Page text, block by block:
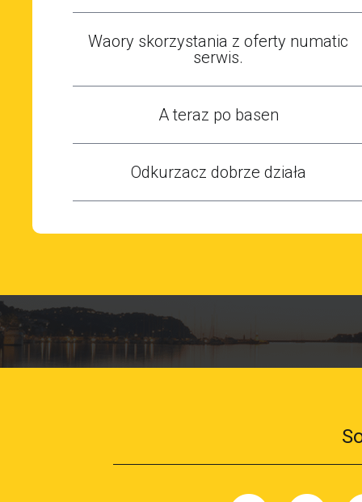
Waory skorzystania z oferty numatic
serwis.
A teraz po basen
Odkurzacz dobrze działa